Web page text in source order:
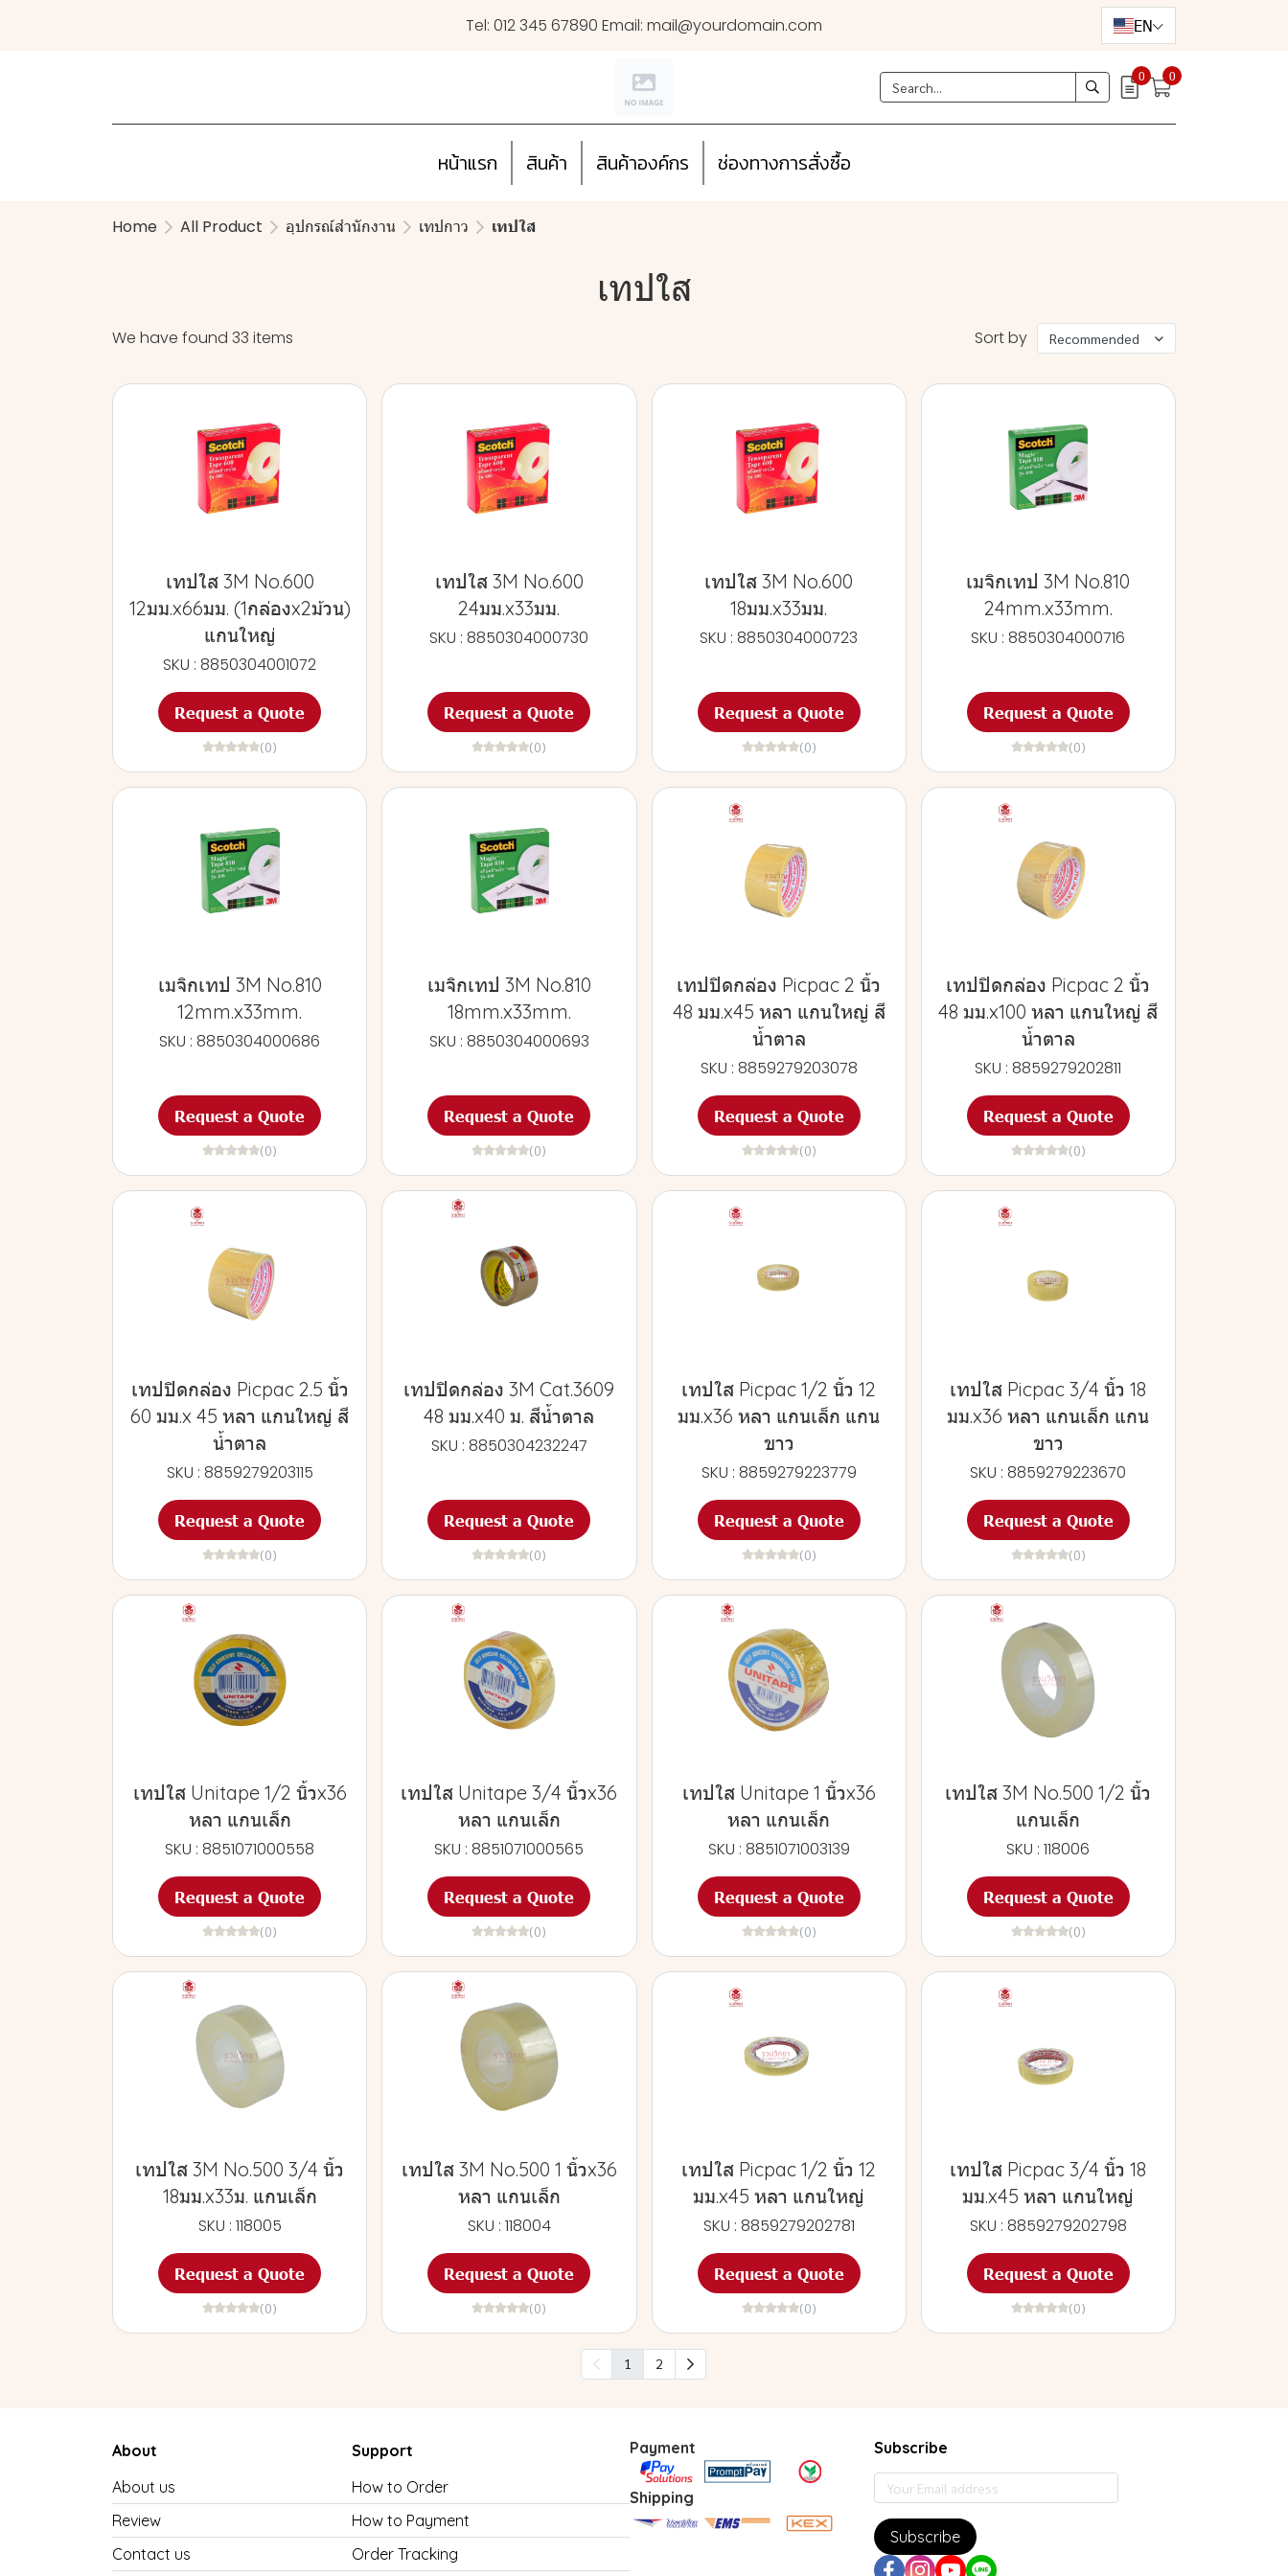
Tel: 012 345 67890 Email: mail@yourdomain.com EN
0 0
หน้าแรก สินค้า สินค้าองค์กร ช่องทางการสั่งซื้อ
Home All Product อุปกรณ์สำนักงาน เทปกาว เทปใส
เทปใส
We have found 33 items Sort by Recommended
เทปใส 3M No.600
12มม.x66มม. (1กล่องx2ม้วน)
แกนใหญ่
SKU : 8850304001072
Request a Quote
(0)
เทปใส 3M No.600
24มม.x33มม.
SKU : 8850304000730
Request a Quote
(0)
เทปใส 3M No.600
18มม.x33มม.
SKU : 8850304000723
Request a Quote
(0)
เมจิกเทป 3M No.810
24mm.x33mm.
SKU : 8850304000716
Request a Quote
(0)
เมจิกเทป 3M No.810
12mm.x33mm.
SKU : 8850304000686
Request a Quote
(0)
เมจิกเทป 3M No.810
18mm.x33mm.
SKU : 8850304000693
Request a Quote
(0)
เทปปิดกล่อง Picpac 2 นิ้ว
48 มม.x45 หลา แกนใหญ่ สี
น้ำตาล
SKU : 8859279203078
Request a Quote
(0)
เทปปิดกล่อง Picpac 2 นิ้ว
48 มม.x100 หลา แกนใหญ่ สี
น้ำตาล
SKU : 8859279202811
Request a Quote
(0)
เทปปิดกล่อง Picpac 2.5 นิ้ว
60 มม.x 45 หลา แกนใหญ่ สี
น้ำตาล
SKU : 8859279203115
Request a Quote
(0)
เทปปิดกล่อง 3M Cat.3609
48 มม.x40 ม. สีน้ำตาล
SKU : 8850304232247
Request a Quote
(0)
เทปใส Picpac 1/2 นิ้ว 12
มม.x36 หลา แกนเล็ก แกน
ขาว
SKU : 8859279223779
Request a Quote
(0)
เทปใส Picpac 3/4 นิ้ว 18
มม.x36 หลา แกนเล็ก แกน
ขาว
SKU : 8859279223670
Request a Quote
(0)
เทปใส Unitape 1/2 นิ้วx36
หลา แกนเล็ก
SKU : 8851071000558
Request a Quote
(0)
เทปใส Unitape 3/4 นิ้วx36
หลา แกนเล็ก
SKU : 8851071000565
Request a Quote
(0)
เทปใส Unitape 1 นิ้วx36
หลา แกนเล็ก
SKU : 8851071003139
Request a Quote
(0)
เทปใส 3M No.500 1/2 นิ้ว
แกนเล็ก
SKU : 118006
Request a Quote
(0)
เทปใส 3M No.500 3/4 นิ้ว
18มม.x33ม. แกนเล็ก
SKU : 118005
Request a Quote
(0)
เทปใส 3M No.500 1 นิ้วx36
หลา แกนเล็ก
SKU : 118004
Request a Quote
(0)
เทปใส Picpac 1/2 นิ้ว 12
มม.x45 หลา แกนใหญ่
SKU : 8859279202781
Request a Quote
(0)
เทปใส Picpac 3/4 นิ้ว 18
มม.x45 หลา แกนใหญ่
SKU : 8859279202798
Request a Quote
(0)
1 2
About
About us
Review
Contact us
Support
How to Order
How to Payment
Order Tracking
Payment
Shipping
Subscribe
Subscribe